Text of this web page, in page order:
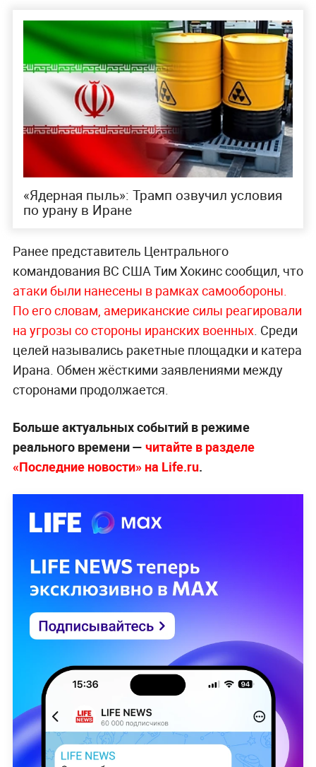
«Ядерная пыль»: Трамп озвучил условия
по урану в Иране
Ранее представитель Центрального
командования ВС США Тим Хокинс сообщил, что
атаки были нанесены в рамках самообороны.
По его словам, американские силы реагировали
на угрозы со стороны иранских военных. Среди
целей назывались ракетные площадки и катера
Ирана. Обмен жёсткими заявлениями между
сторонами продолжается.
Больше актуальных событий в режиме
реального времени — читайте в разделе
«Последние новости» на Life.ru.